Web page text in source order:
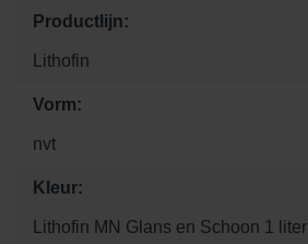
Productlijn:
Lithofin
Vorm:
nvt
Kleur:
Lithofin MN Glans en Schoon 1 liter